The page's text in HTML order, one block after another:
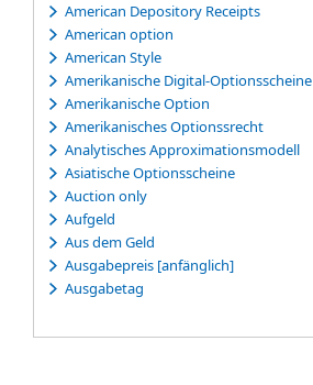
American Depository Receipts
American option
American Style
Amerikanische Digital-Optionsscheine
Amerikanische Option
Amerikanisches Optionssrecht
Analytisches Approximationsmodell
Asiatische Optionsscheine
Auction only
Aufgeld
Aus dem Geld
Ausgabepreis [anfänglich]
Ausgabetag
Ausübungserklärung